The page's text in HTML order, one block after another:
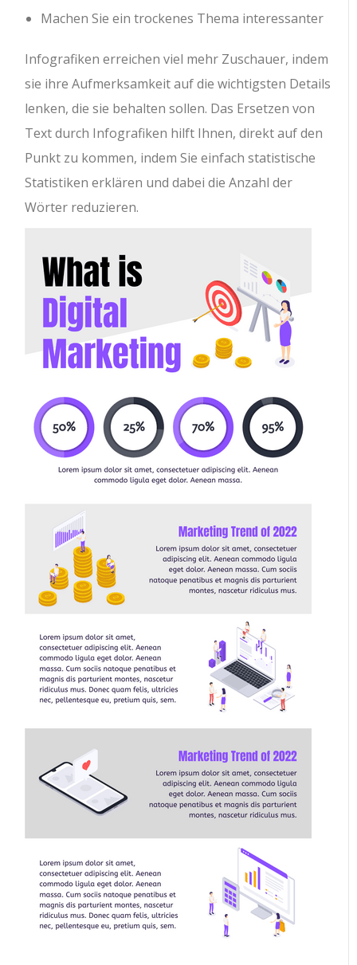
Machen Sie ein trockenes Thema interessanter
Infografiken erreichen viel mehr Zuschauer, indem
sie ihre Aufmerksamkeit auf die wichtigsten Details
lenken, die sie behalten sollen. Das Ersetzen von
Text durch Infografiken hilft Ihnen, direkt auf den
Punkt zu kommen, indem Sie einfach statistische
Statistiken erklären und dabei die Anzahl der
Wörter reduzieren.